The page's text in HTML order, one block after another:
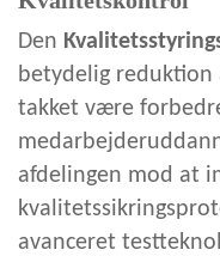
Den
betydelig
takket være
afdelingen mod at
avanceret